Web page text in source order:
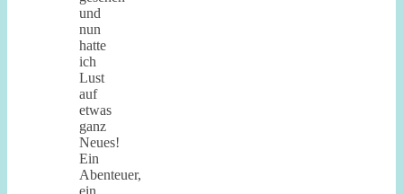
und
nun
hatte
ich
Lust
auf
etwas
ganz
Neues!
Ein
Abenteuer,
ein